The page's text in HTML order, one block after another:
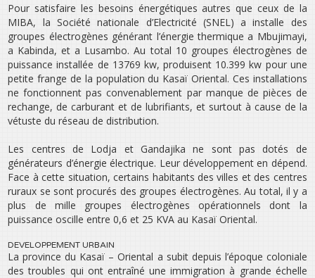
Pour satisfaire les besoins énergétiques autres que ceux de la
MIBA, la Société nationale d’Electricité (SNEL) a installe des
groupes électrogènes générant l’énergie thermique a Mbujimayi,
a Kabinda, et a Lusambo. Au total 10 groupes électrogènes de
puissance installée de 13769 kw, produisent 10.399 kw pour une
petite frange de la population du Kasaï Oriental. Ces installations
ne fonctionnent pas convenablement par manque de pièces de
rechange, de carburant et de lubrifiants, et surtout à cause de la
vétuste du réseau de distribution.
Les centres de Lodja et Gandajika ne sont pas dotés de
générateurs d’énergie électrique. Leur développement en dépend.
Face à cette situation, certains habitants des villes et des centres
ruraux se sont procurés des groupes électrogènes. Au total, il y a
plus de mille groupes électrogènes opérationnels dont la
puissance oscille entre 0,6 et 25 KVA au Kasaï Oriental.
DEVELOPPEMENT URBAIN
La province du Kasaï – Oriental a subit depuis l’époque coloniale
des troubles qui ont entraîné une immigration à grande échelle